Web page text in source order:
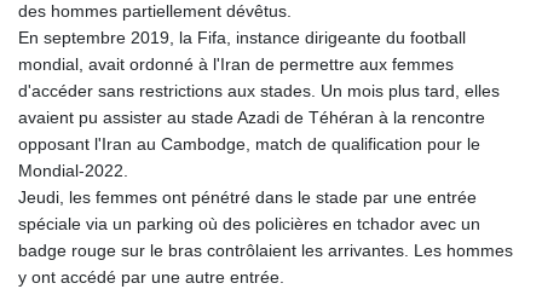
des hommes partiellement dévêtus.
En septembre 2019, la Fifa, instance dirigeante du football
mondial, avait ordonné à l'Iran de permettre aux femmes
d'accéder sans restrictions aux stades. Un mois plus tard, elles
avaient pu assister au stade Azadi de Téhéran à la rencontre
opposant l'Iran au Cambodge, match de qualification pour le
Mondial-2022.
Jeudi, les femmes ont pénétré dans le stade par une entrée
spéciale via un parking où des policières en tchador avec un
badge rouge sur le bras contrôlaient les arrivantes. Les hommes
y ont accédé par une autre entrée.